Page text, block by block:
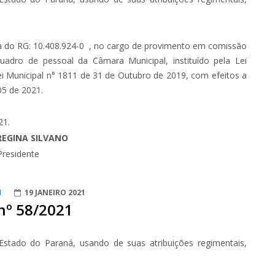
do RG: 10.408.924-0 , no cargo de provimento em comissão
de pessoal da Câmara Municipal, instituído pela Lei
n° 1811 de 31 de Outubro de 2019, com efeitos a
de 2021.
SILVANO
19 JANEIRO 2021
58/2021
do Paraná, usando de suas atribuições regimentais,